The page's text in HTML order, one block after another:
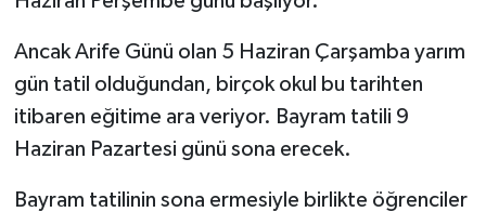
Ancak Arife Günü olan 5 Haziran Çarşamba yarım
gün tatil olduğundan, birçok okul bu tarihten
itibaren eğitime ara veriyor. Bayram tatili 9
Haziran Pazartesi günü sona erecek.
Bayram tatilinin sona ermesiyle birlikte öğrenciler